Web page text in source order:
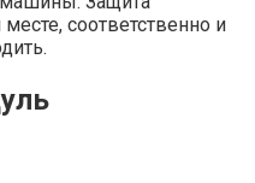
соответственно и